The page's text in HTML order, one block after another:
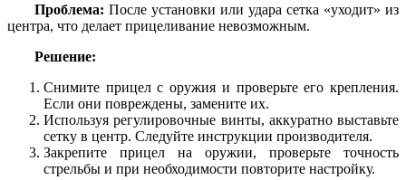
Проблема: После установки или удара сетка «уходит» из
центра, что делает прицеливание невозможным.
Решение:
Снимите прицел с оружия и проверьте его крепления.
Если они повреждены, замените их.
Используя регулировочные винты, аккуратно выставьте
сетку в центр. Следуйте инструкции производителя.
Закрепите прицел на оружии, проверьте точность
стрельбы и при необходимости повторите настройку.